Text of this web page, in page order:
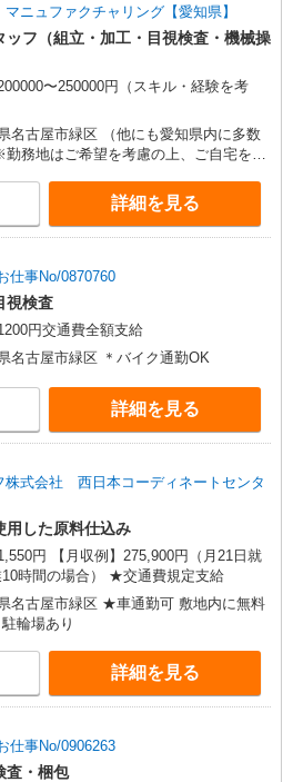
ニュファクチャリング【愛知県】
ッフ（組立・加工・目視検査・機械操
〜250000円（スキル・経験を考
名古屋市緑区 （他にも愛知県内に多数
務地はご希望を考慮の上、ご自宅を中
詳細を見る
仕事No/0870760
視検査
円交通費全額支給
名古屋市緑区 ＊バイク通勤OK
詳細を見る
株式会社 西日本コーディネートセンタ
用した原料仕込み
円 【月収例】275,900円（月21日就
時間の場合） ★交通費規定支給
名古屋市緑区 ★車通勤可 敷地内に無料
輪場あり
詳細を見る
仕事No/0906263
査・梱包